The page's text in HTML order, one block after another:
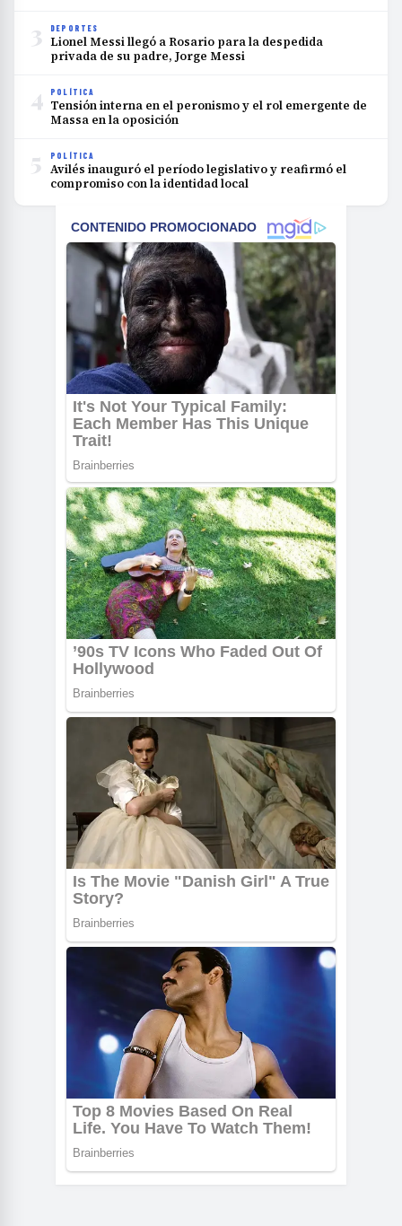
3 DEPORTES
Lionel Messi llegó a Rosario para la despedida
privada de su padre, Jorge Messi
4 POLÍTICA
Tensión interna en el peronismo y el rol emergente de
Massa en la oposición
5 POLÍTICA
Avilés inauguró el período legislativo y reafirmó el
compromiso con la identidad local